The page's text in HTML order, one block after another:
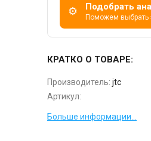
⚙ Подобрать
Поможем выбрать
КРАТКО О ТОВАРЕ:
Производитель: jtc
Артикул:
Больше информации...